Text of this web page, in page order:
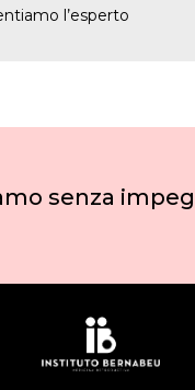
l’esperto
senza